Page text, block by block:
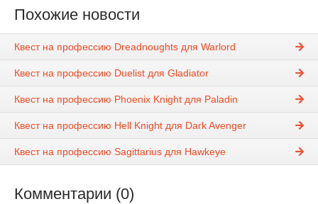
Похожие новости
Квест на профессию Dreadnoughts для Warlord
Квест на профессию Duelist для Gladiator
Квест на профессию Phoenix Knight для Paladin
Квест на профессию Hell Knight для Dark Avenger
Квест на профессию Sagittarius для Hawkeye
Комментарии (0)